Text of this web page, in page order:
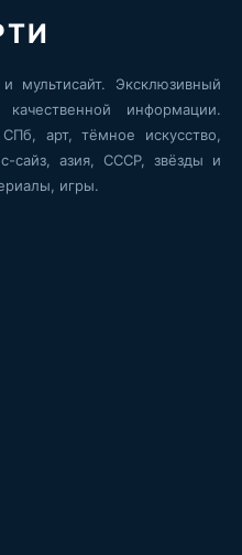
мультисайт. Эксклюзивный
информации.
арт, тёмное искусство,
сайз, азия, СССР, звёзды и
игры.